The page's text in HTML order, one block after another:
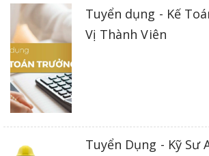
Tuyển dụng - Kế
Vị Thành Viên
Tuyển Dụng - Kỹ Sư